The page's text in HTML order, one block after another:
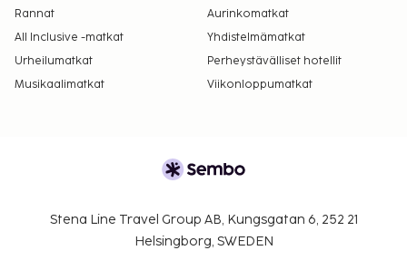
Rannat
Aurinkomatkat
All Inclusive -matkat
Yhdistelmämatkat
Urheilumatkat
Perheystävälliset hotellit
Musikaalimatkat
Viikonloppumatkat
Stena Line Travel Group AB, Kungsgatan 6, 252 21
Helsingborg, SWEDEN